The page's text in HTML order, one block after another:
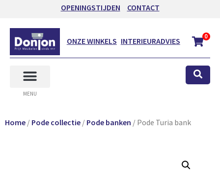
OPENINGSTIJDEN CONTACT
ONZE WINKELS INTERIEURADVIES 0
MENU
Home / Pode collectie / Pode banken / Pode Turia bank